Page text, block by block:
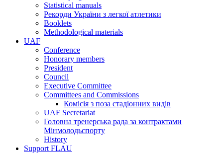
Statistical manuals
Рекорди України з легкої атлетики
Booklets
Methodological materials
UAF
Conference
Honorary members
President
Council
Executive Committee
Committees and Commissions
Комісія з поза стадіонних видів
UAF Secretariat
Головна тренерська рада за контрактами
Мінмолодьспорту
History
Support FLAU